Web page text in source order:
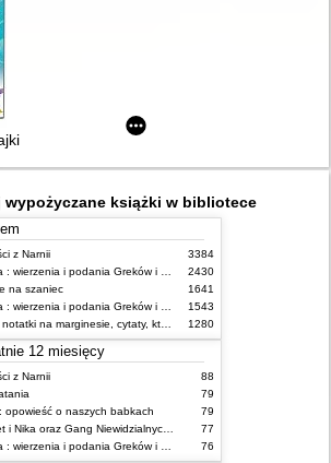
wypożyczane książki w bibliotece
z Narnii
3384
2430
na szaniec
1641
1543
1280
12 miesięcy
z Narnii
88
79
opowieść o naszych babkach
79
77
76